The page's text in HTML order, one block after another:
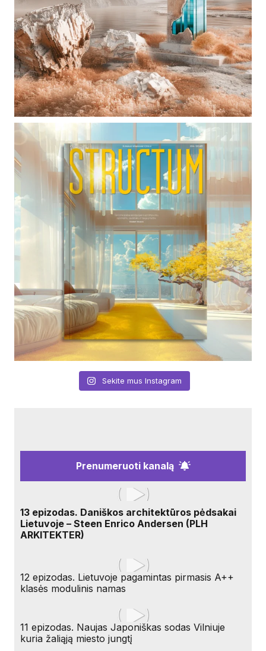
Sekite mus Instagram
Prenumeruoti kanalą
13 epizodas. Daniškos architektūros pėdsakai
Lietuvoje – Steen Enrico Andersen (PLH
ARKITEKTER)
12 epizodas. Lietuvoje pagamintas pirmasis A++
klasės modulinis namas
11 epizodas. Naujas Japoniškas sodas Vilniuje
kuria žaliąją miesto jungtį